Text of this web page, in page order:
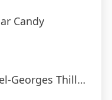
Candy
Armand Bernard